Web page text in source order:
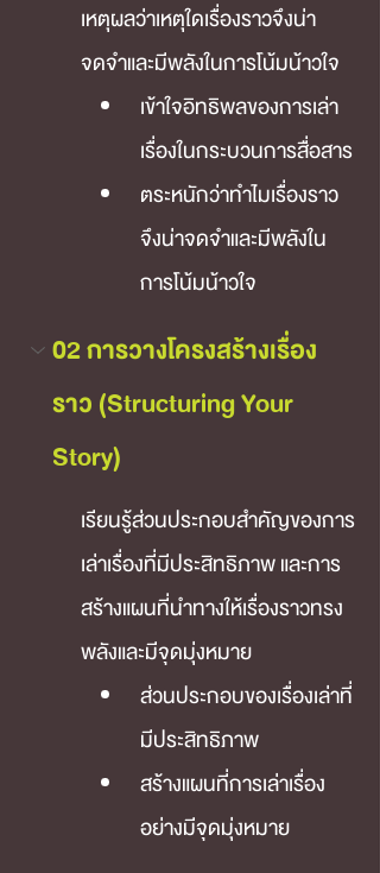
เหตุผลว่าเหตุใดเรื่องราวจึงน่า
จดจำและมีพลังในการโน้มน้าวใจ
เข้าใจอิทธิพลของการเล่า
เรื่องในกระบวนการสื่อสาร
ตระหนักว่าทำไมเรื่องราว
จึงน่าจดจำและมีพลังใน
การโน้มน้าวใจ
02 การวางโครงสร้างเรื่อง
ราว (Structuring Your
Story)
เรียนรู้ส่วนประกอบสำคัญของการ
เล่าเรื่องที่มีประสิทธิภาพ และการ
สร้างแผนที่นำทางให้เรื่องราวทรง
พลังและมีจุดมุ่งหมาย
ส่วนประกอบของเรื่องเล่าที่
มีประสิทธิภาพ
สร้างแผนที่การเล่าเรื่อง
อย่างมีจุดมุ่งหมาย